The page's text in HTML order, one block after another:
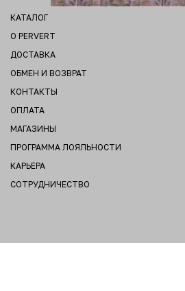
КАТАЛОГ
О PERVERT
ДОСТАВКА
ОБМЕН И ВОЗВРАТ
КОНТАКТЫ
ОПЛАТА
МАГАЗИНЫ
ПРОГРАММА ЛОЯЛЬНОСТИ
КАРЬЕРА
СОТРУДНИЧЕСТВО